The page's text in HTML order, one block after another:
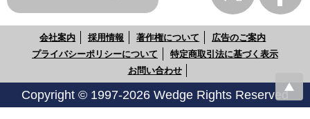
会社案内 採用情報 著作権について
広告のご案内
プライバシーポリシーについて
特定商取引法に基づく表示
お問い合わせ
Copyright © 1997-2026 Wedge Rights Reserved